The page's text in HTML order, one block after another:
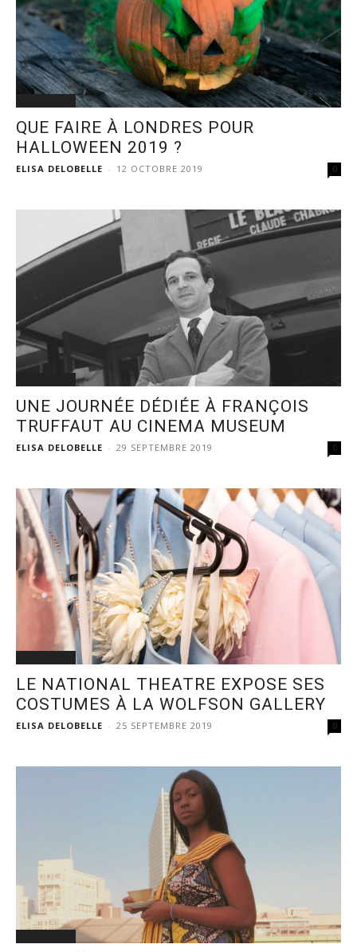
QUE FAIRE À LONDRES POUR
HALLOWEEN 2019 ?
ELISA DELOBELLE - 12 OCTOBRE 2019 0
UNE JOURNÉE DÉDIÉE À FRANÇOIS
TRUFFAUT AU CINEMA MUSEUM
ELISA DELOBELLE - 29 SEPTEMBRE 2019 0
LE NATIONAL THEATRE EXPOSE SES
COSTUMES À LA WOLFSON GALLERY
ELISA DELOBELLE - 25 SEPTEMBRE 2019 0